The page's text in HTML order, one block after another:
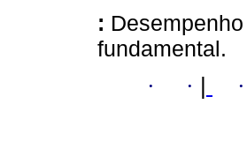
:
fundamental.
· · ·